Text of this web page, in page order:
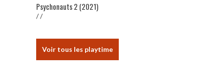
Psychonauts 2 (2021)
/ /
Voir tous les playtime